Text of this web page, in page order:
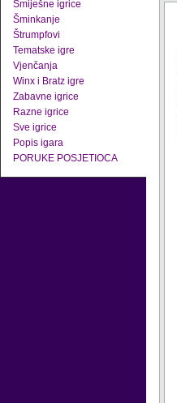
Smiješne igrice
Šminkanje
Štrumpfovi
Tematske igre
Vjenčanja
Winx i Bratz igre
Zabavne igrice
Razne igrice
Sve igrice
Popis igara
PORUKE POSJETIOCA